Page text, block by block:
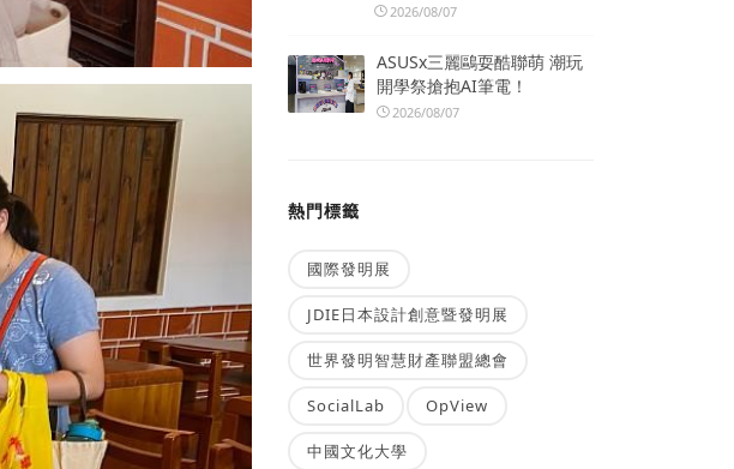
2026/08/07
ASUSx三麗鷗耍酷聯萌 潮玩
開學祭搶抱AI筆電！
2026/08/07
熱門標籤
國際發明展
JDIE日本設計創意暨發明展
世界發明智慧財產聯盟總會
SocialLab OpView
中國文化大學